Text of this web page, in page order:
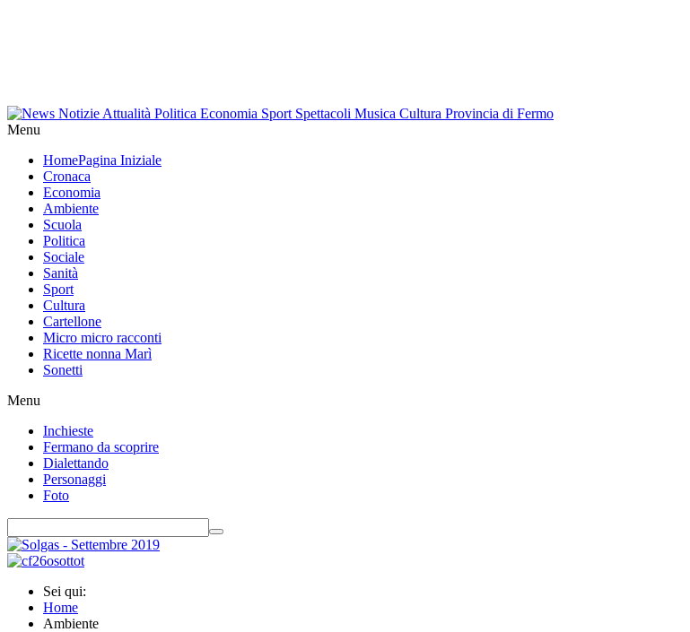
Menu
HomePagina Iniziale
Cronaca
Economia
Ambiente
Scuola
Politica
Sociale
Sanità
Sport
Cultura
Cartellone
Micro micro racconti
Ricette nonna Marì
Sonetti
Menu
Inchieste
Fermano da scoprire
Dialettando
Personaggi
Foto
Sei qui:
Home
Ambiente